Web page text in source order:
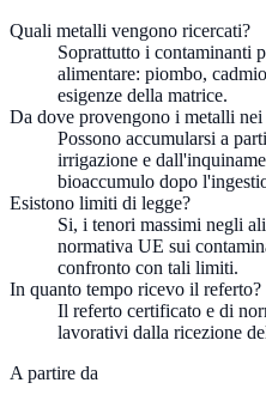
Quali metalli vengono ricercati?
Soprattutto i contaminanti
alimentare: piombo,
esigenze della matrice.
Da dove provengono i metalli nei
Possono accumularsi a
irrigazione e
bioaccumulo dopo
Esistono limiti di legge?
Si, i tenori massimi negli
normativa UE sui
confronto con tali limiti.
In quanto tempo ricevo il referto?
Il referto certificato e di
lavorativi dalla ricezione
A partire da